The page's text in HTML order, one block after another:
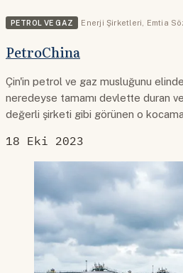
PETROL VE GAZ Enerji Şirketleri Emtia
PetroChina
Çin'in petrol ve gaz musluğunu
neredeyse tamamı devlette duran
değerli şirketi gibi görünen o
18 Eki 2023